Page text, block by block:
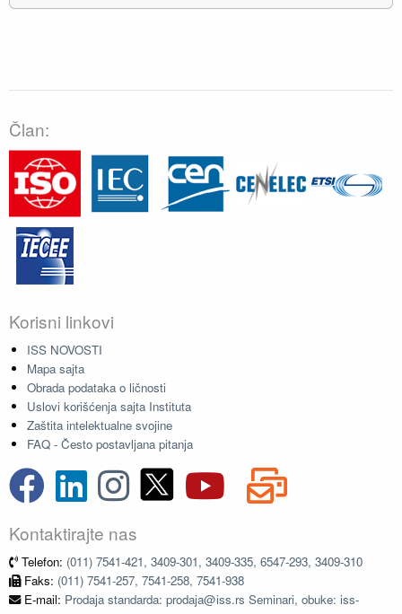
Član:
Korisni linkovi
ISS NOVOSTI
Mapa sajta
Obrada podataka o ličnosti
Uslovi korišćenja sajta Instituta
Zaštita intelektualne svojine
FAQ - Često postavljana pitanja
Kontaktirajte nas
Telefon: (011) 7541-421, 3409-301, 3409-335, 6547-293, 3409-310
Faks: (011) 7541-257, 7541-258, 7541-938
E-mail: Prodaja standarda: prodaja@iss.rs Seminari, obuke: iss-